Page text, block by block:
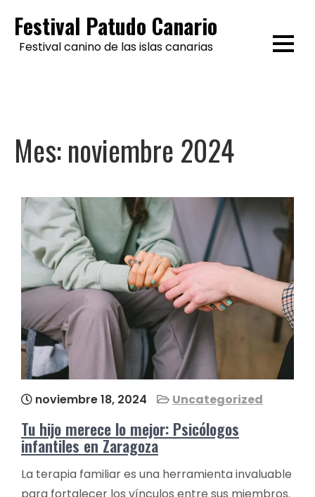
content
Festival Patudo Canario
Festival canino de las islas canarias
Mes:noviembre 2024
noviembre 18, 2024 Uncategorized
Tu hijo merece lo mejor: Psicólogos
infantiles en Zaragoza
La terapia familiar es una herramienta invaluable
para fortalecer los vínculos entre sus miembros.